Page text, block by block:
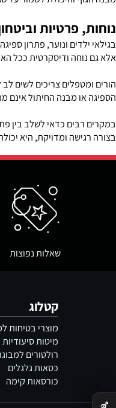
והיכולת לשמור על שגרה
פרטיות וביטחון
ודיסקרטית ככל האפשר.
מבנה החיתול אינם
כדאי לשלב בין פתרון
מוצרי בטיחות למקלחת
מיטות סיעודיות